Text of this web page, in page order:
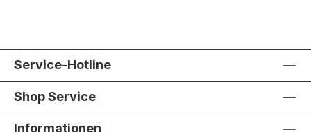
Service-Hotline
Shop Service
Informationen